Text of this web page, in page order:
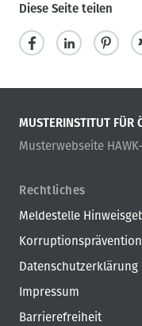
Diese Seite teilen
MUSTERINSTITUT FÜR
Musterwebseite
Rechtliches
Meldestelle
Korruptionsprävention
Datenschutzerklärung
Impressum
Barrierefreiheit